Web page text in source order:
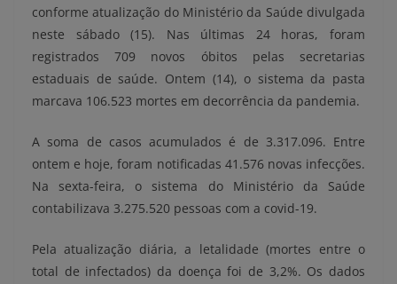
conforme atualização do Ministério da Saúde divulgada
neste sábado (15). Nas últimas 24 horas, foram
registrados 709 novos óbitos pelas secretarias
estaduais de saúde. Ontem (14), o sistema da pasta
marcava 106.523 mortes em decorrência da pandemia.
A soma de casos acumulados é de 3.317.096. Entre
ontem e hoje, foram notificadas 41.576 novas infecções.
Na sexta-feira, o sistema do Ministério da Saúde
contabilizava 3.275.520 pessoas com a covid-19.
Pela atualização diária, a letalidade (mortes entre o
total de infectados) da doença foi de 3,2%. Os dados